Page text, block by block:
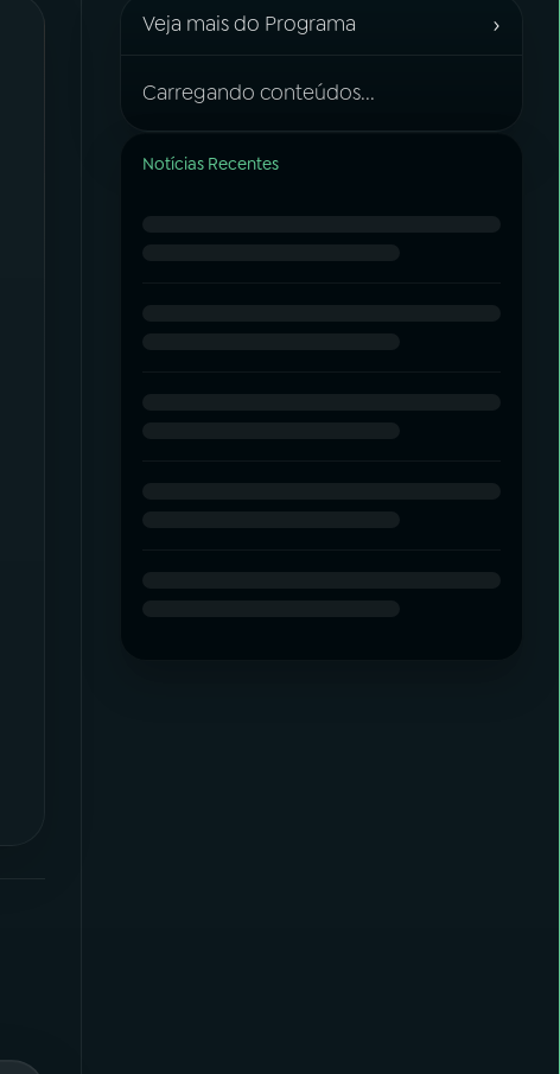
Veja mais do Programa ›
Carregando conteúdos...
Notícias Recentes